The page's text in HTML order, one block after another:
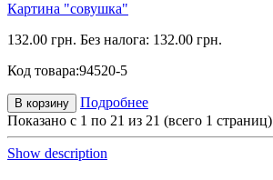
Картина "совушка"
132.00 грн. Без налога: 132.00 грн.
Код товара:94520-5
В корзину
Подробнее
Показано с 1 по 21 из 21 (всего 1 страниц)
Show description